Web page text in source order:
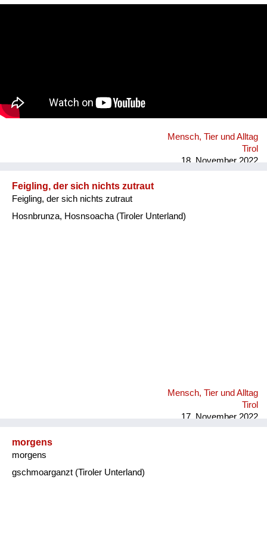
Mensch, Tier und Alltag
Tirol
18. November 2022
Feigling, der sich nichts zutraut
Feigling, der sich nichts zutraut
Hosnbrunza, Hosnsoacha (Tiroler Unterland)
Mensch, Tier und Alltag
Tirol
17. November 2022
morgens
morgens
gschmoarganzt (Tiroler Unterland)